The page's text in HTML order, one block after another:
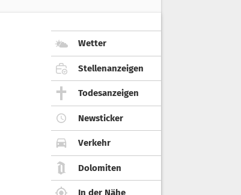
Wetter
Stellenanzeigen
Todesanzeigen
Newsticker
Verkehr
Dolomiten
In der Nähe